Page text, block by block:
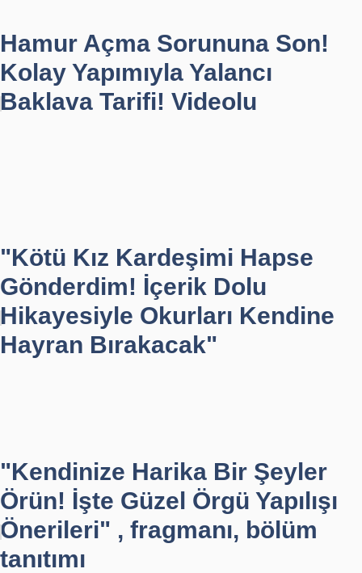
Hamur Açma Sorununa Son!
Kolay Yapımıyla Yalancı
Baklava Tarifi! Videolu
"Kötü Kız Kardeşimi Hapse
Gönderdim! İçerik Dolu
Hikayesiyle Okurları Kendine
Hayran Bırakacak"
"Kendinize Harika Bir Şeyler
Örün! İşte Güzel Örgü Yapılışı
Önerileri" , fragmanı, bölüm
tanıtımı